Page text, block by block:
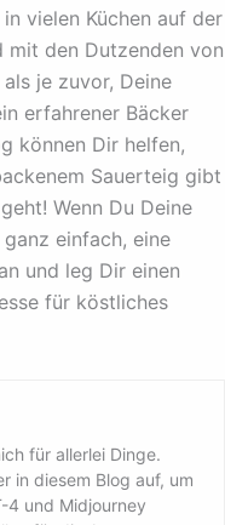
vielen Küchen auf der
mit den Dutzenden von
je zuvor, Deine
erfahrener Bäcker
können Dir helfen,
Sauerteig gibt
Wenn Du Deine
einfach, eine
und leg Dir einen
für köstliches
für allerlei Dinge.
in diesem Blog auf, um
4 und Midjourney